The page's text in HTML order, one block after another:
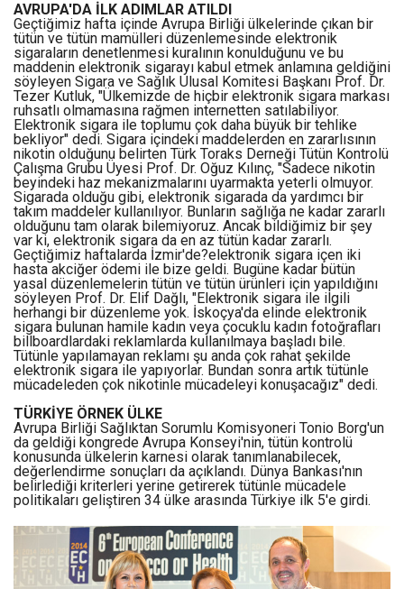
AVRUPA'DA İLK ADIMLAR ATILDI
Geçtiğimiz hafta içinde Avrupa Birliği ülkelerinde çıkan bir
tütün ve tütün mamülleri düzenlemesinde elektronik
sigaraların denetlenmesi kuralının konulduğunu ve bu
maddenin elektronik sigarayı kabul etmek anlamına geldiğini
söyleyen Sigara ve Sağlık Ulusal Komitesi Başkanı Prof. Dr.
Tezer Kutluk, "Ülkemizde de hiçbir elektronik sigara markası
ruhsatlı olmamasına rağmen internetten satılabiliyor.
Elektronik sigara ile toplumu çok daha büyük bir tehlike
bekliyor" dedi. Sigara içindeki maddelerden en zararlısının
nikotin olduğunu belirten Türk Toraks Derneği Tütün Kontrolü
Çalışma Grubu Üyesi Prof. Dr. Oğuz Kılınç, "Sadece nikotin
beyindeki haz mekanizmalarını uyarmakta yeterli olmuyor.
Sigarada olduğu gibi, elektronik sigarada da yardımcı bir
takım maddeler kullanılıyor. Bunların sağlığa ne kadar zararlı
olduğunu tam olarak bilemiyoruz. Ancak bildiğimiz bir şey
var ki, elektronik sigara da en az tütün kadar zararlı.
Geçtiğimiz haftalarda İzmir'de?elektronik sigara içen iki
hasta akciğer ödemi ile bize geldi. Bugüne kadar bütün
yasal düzenlemelerin tütün ve tütün ürünleri için yapıldığını
söyleyen Prof. Dr. Elif Dağlı, "Elektronik sigara ile ilgili
herhangi bir düzenleme yok. İskoçya'da elinde elektronik
sigara bulunan hamile kadın veya çocuklu kadın fotoğrafları
billboardlardaki reklamlarda kullanılmaya başladı bile.
Tütünle yapılamayan reklamı şu anda çok rahat şekilde
elektronik sigara ile yapıyorlar. Bundan sonra artık tütünle
mücadeleden çok nikotinle mücadeleyi konuşacağız" dedi.
TÜRKİYE ÖRNEK ÜLKE
Avrupa Birliği Sağlıktan Sorumlu Komisyoneri Tonio Borg'un
da geldiği kongrede Avrupa Konseyi'nin, tütün kontrolü
konusunda ülkelerin karnesi olarak tanımlanabilecek,
değerlendirme sonuçları da açıklandı. Dünya Bankası'nın
belirlediği kriterleri yerine getirerek tütünle mücadele
politikaları geliştiren 34 ülke arasında Türkiye ilk 5'e girdi.